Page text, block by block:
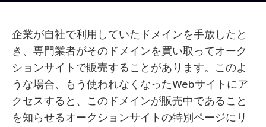
企業が自社で利用していたドメインを手放したと
き、専門業者がそのドメインを買い取ってオーク
ションサイトで販売することがあります。このよ
うな場合、もう使われなくなったWebサイトにア
クセスすると、このドメインが販売中であること
を知らせるオークションサイトの特別ページにリ